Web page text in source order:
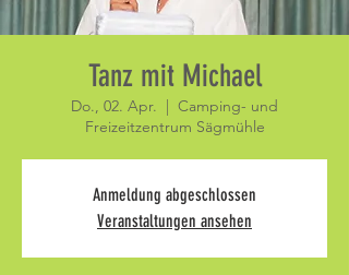
Tanz mit Michael
Do., 02. Apr.
  |
Camping- und
Freizeitzentrum Sägmühle
Anmeldung abgeschlossen
Veranstaltungen ansehen